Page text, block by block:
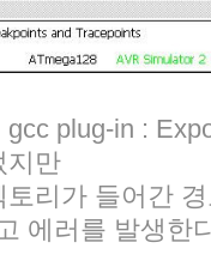
plug-in :
지만
리가 들어간
에러를 발생한